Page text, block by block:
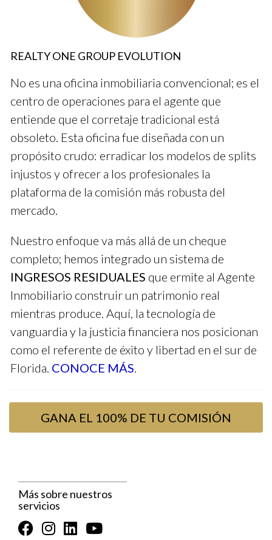
inversión y las tendencias del alquiler en el área. A muchos
compradores les interesa saber cómo su dinero puede
Utiliza gráficos o datos visuales para ilustrar tu
punto sobre la inversión.
Aspectos financieros importantes
Análisis de costos y beneficios.
Tendencias de alquiler a largo plazo.
Proyecciones económicas del área.
Caso 3: Venta rápida
requería una estrategia diferente. En este caso, trabajé en
marketing digital. Publicaciones pagadas y fotos atractivas
ayudaron a generar interés rápidamente.
No subestimes el poder de las redes sociales
para tu presentación.
Estrategias efectivas para marketing
Crea un tour virtual de la propiedad.
Aprovecha las plataformas digitales para anuncios
segmentados.
Asegúrate de incluir información sobre la propiedad, el
vecindario, y cualquier dato relevante que pueda interesar al
comprador potencial.
REALTY ONE GROUP EVOLUTION
No es una oficina inmobiliaria convencional; es el
centro de operaciones para el agente que
entiende que el corretaje tradicional está
obsoleto. Esta oficina fue diseñada con un
propósito crudo: erradicar los modelos de splits
injustos y ofrecer a los profesionales la
plataforma de la comisión más robusta del
mercado.
Nuestro enfoque va más allá de un cheque
completo; hemos integrado un sistema de
INGRESOS RESIDUALES que ermite al Agente
Inmobiliario construir un patrimonio real
mientras produce. Aquí, la tecnología de
vanguardia y la justicia financiera nos posicionan
como el referente de éxito y libertad en el sur de
Florida. CONOCE MÁS.
GANA EL 100% DE TU COMISIÓN
Más sobre nuestros
servicios